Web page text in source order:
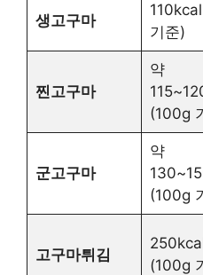
생고구마
기준)
찐고구마
약
(100g
군고구마
약
(100g
고구마튀김
(100g